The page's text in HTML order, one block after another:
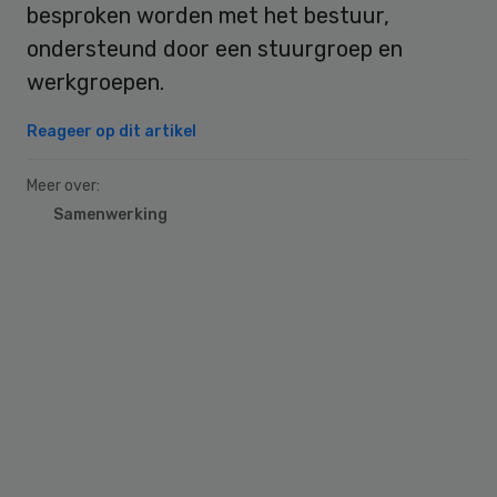
besproken worden met het bestuur,
ondersteund door een stuurgroep en
werkgroepen.
Reageer op dit artikel
Meer over:
Samenwerking